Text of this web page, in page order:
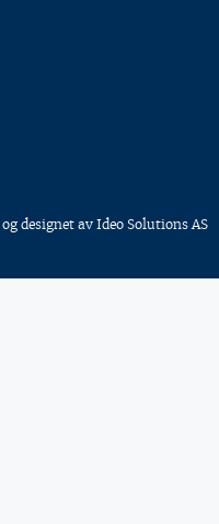
og designet av Ideo Solutions AS